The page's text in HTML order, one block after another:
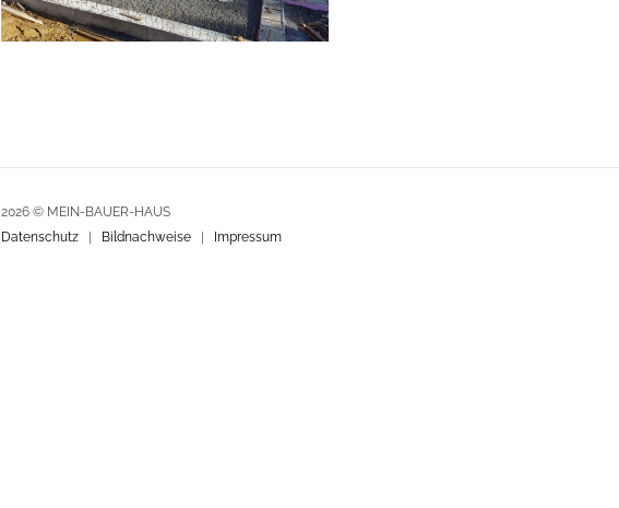
2026 © MEIN-BAUER-HAUS
Datenschutz
Bildnachweise Impressum